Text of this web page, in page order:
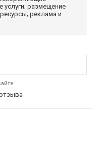
услуги; размещение
реклама и